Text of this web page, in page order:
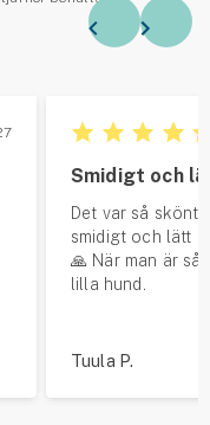
Smidigt och
Det var så skönt
smidigt och lätt
🙏 När man är så
lilla hund.
Tuula P.